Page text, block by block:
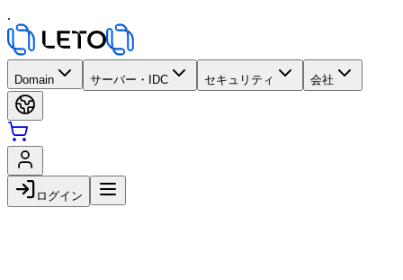
.
Domain サーバー・IDC セキュリティ 会社
ログイン